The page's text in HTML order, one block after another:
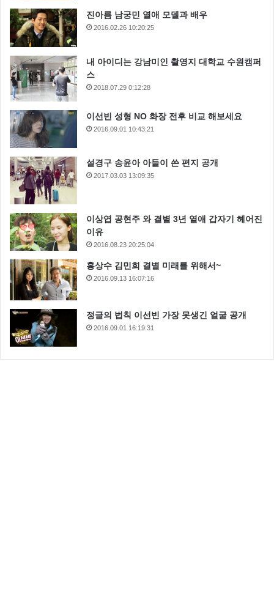
통나무 바베큐 요리를 새로운 창작품으로 만든 스페인 Asador Etxebarri
11.Quintonil(멕시코 시티, 멕시코)
야채와 허브에 초점을 맞춘 메뉴를 제공 메뉴 중 대대분이 요리사가 인
진아름 남궁민 열애 모델과 배우
2016.02.26 10:20:25
내 아이디는 강남미인 촬영지 대학교 수원캠퍼
스
2018.07.29 0:12:28
이선빈 성형 NO 화장 전후 비교 해보세요
2016.09.01 10:43:21
설경구 송윤아 아들이 쓴 편지 공개
2017.03.03 13:09:35
이상엽 공현주 와 결별 3년 열애 갑자기 헤어진
이유
2016.08.23 20:25:04
홍상수 김민희 결별 미래를 위해서~
2016.09.13 16:07:16
정글의 법칙 이선빈 가장 못생긴 얼굴 공개
2016.09.01 16:19:31